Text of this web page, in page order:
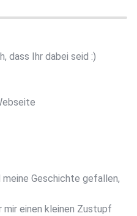
dass Ihr dabei seid :)
meine Geschichte gefallen,
einen kleinen Zustupf